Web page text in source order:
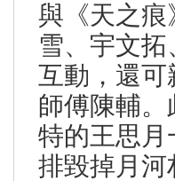
與《天之
雪、宇文
互動，還
師傅陳輔
特的王思
排毀掉月